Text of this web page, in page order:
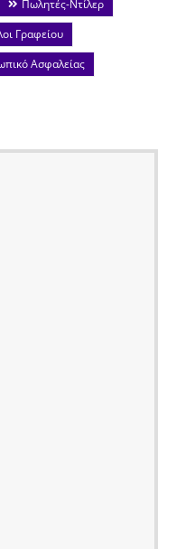
Πωλητές-Ντίλερ
Γραφείου
Ασφαλείας